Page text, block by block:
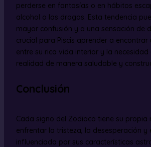
perderse en fantasías o en hábitos
alcohol o las drogas. Esta tendencia
mayor confusión y a una sensación de
crucial para Piscis aprender a encontrar
entre su rica vida interior y la
realidad de manera saludable y
Conclusión
Cada signo del Zodiaco tiene su propia
enfrentar la tristeza, la desesperación y
influenciada por sus características